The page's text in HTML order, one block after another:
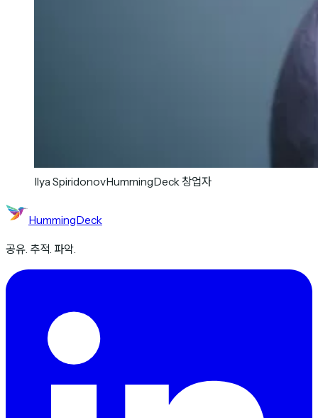
Ilya SpiridonovHummingDeck 창업자
HummingDeck
공유. 추적. 파악.